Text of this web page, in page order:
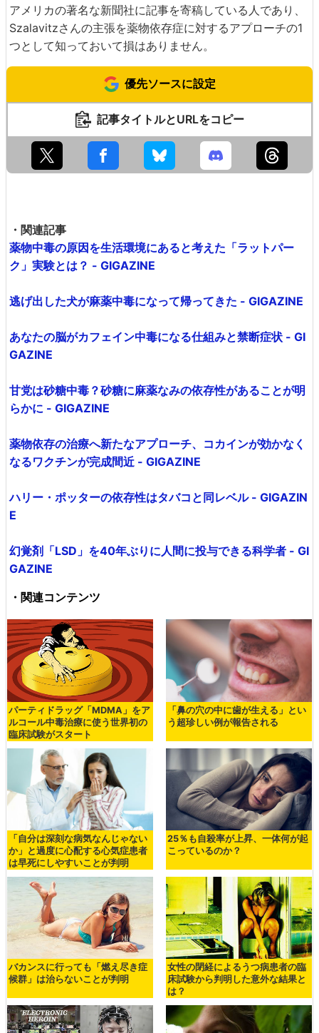
アメリカの著名な新聞社に記事を寄稿している人であり、
Szalavitzさんの主張を薬物依存症に対するアプローチの1
つとして知っておいて損はありません。
優先ソースに設定
記事タイトルとURLをコピー
・関連記事
薬物中毒の原因を生活環境にあると考えた「ラットパー
ク」実験とは？ - GIGAZINE
逃げ出した犬が麻薬中毒になって帰ってきた - GIGAZINE
あなたの脳がカフェイン中毒になる仕組みと禁断症状 - GI
GAZINE
甘党は砂糖中毒？砂糖に麻薬なみの依存性があることが明
らかに - GIGAZINE
薬物依存の治療へ新たなアプローチ、コカインが効かなく
なるワクチンが完成間近 - GIGAZINE
ハリー・ポッターの依存性はタバコと同レベル - GIGAZIN
E
幻覚剤「LSD」を40年ぶりに人間に投与できる科学者 - GI
GAZINE
・関連コンテンツ
パーティドラッグ「MDMA」をア
ルコール中毒治療に使う世界初の
臨床試験がスタート
「鼻の穴の中に歯が生える」とい
う超珍しい例が報告される
「自分は深刻な病気なんじゃない
か」と過度に心配する心気症患者
は早死にしやすいことが判明
25％も自殺率が上昇、一体何が起
こっているのか？
バカンスに行っても「燃え尽き症
候群」は治らないことが判明
女性の閉経によるうつ病患者の臨
床試験から判明した意外な結果と
は？